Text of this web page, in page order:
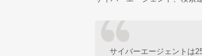
サイバーエージェントは